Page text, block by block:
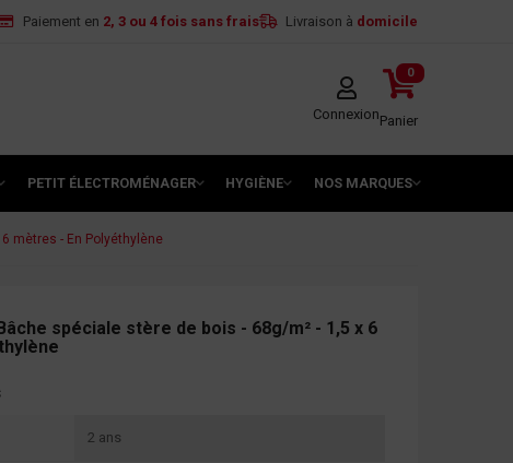
Paiement en 2, 3 ou 4 fois sans frais Livraison à domicile
Connexion
0
Panier
PETIT ÉLECTROMÉNAGER HYGIÈNE NOS MARQUES
mètres - En Polyéthylène
spéciale stère de bois - 68g/m² - 1,5 x 6
2 ans